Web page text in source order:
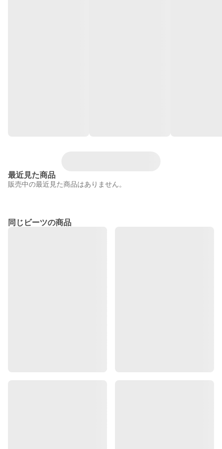
最近見た商品
販売中の最近見た商品はありません。
同じビーツの商品